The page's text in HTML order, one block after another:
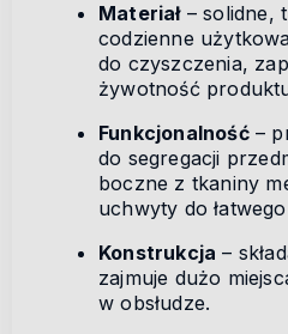
Materiał– solidne,
codzienne
do czyszczenia,
żywotność
Funkcjonalność–
do segregacji
boczne z tkaniny
uchwyty do
Konstrukcja –
zajmuje dużo
w obsłudze.